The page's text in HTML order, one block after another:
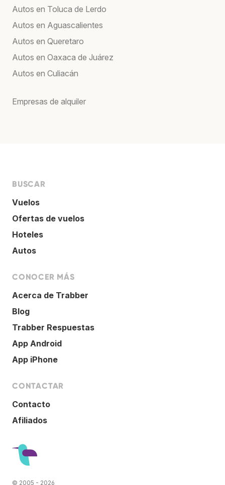
Autos en Toluca de Lerdo
Autos en Aguascalientes
Autos en Queretaro
Autos en Oaxaca de Juárez
Autos en Culiacán
Empresas de alquiler
BUSCAR
Vuelos
Ofertas de vuelos
Hoteles
Autos
CONOCER MÁS
Acerca de Trabber
Blog
Trabber Respuestas
App Android
App iPhone
CONTACTAR
Contacto
Afiliados
© 2005 - 2026